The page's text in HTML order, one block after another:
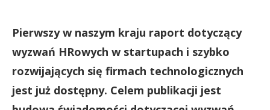
Pierwszy w naszym kraju raport dotyczący
wyzwań HRowych w startupach i szybko
rozwijających się firmach technologicznych
jest już dostępny. Celem publikacji jest